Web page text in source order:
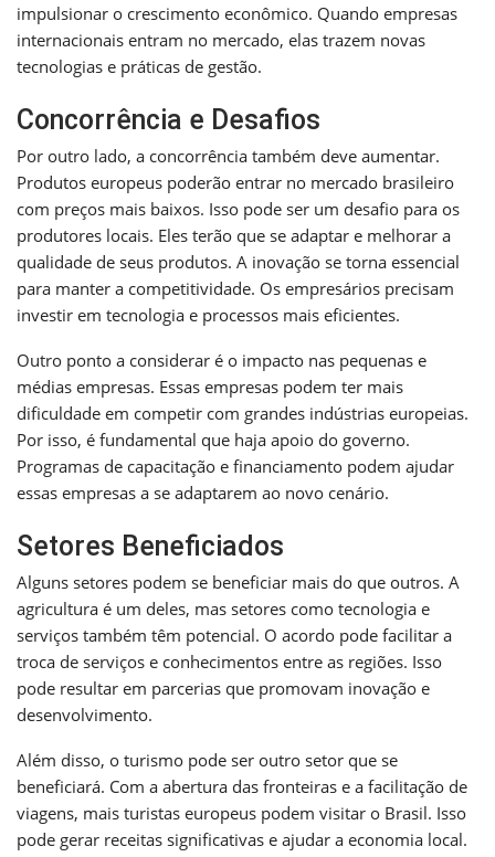
impulsionar o crescimento econômico. Quando empresas
internacionais entram no mercado, elas trazem novas
tecnologias e práticas de gestão.
Concorrência e Desafios
Por outro lado, a concorrência também deve aumentar.
Produtos europeus poderão entrar no mercado brasileiro
com preços mais baixos. Isso pode ser um desafio para os
produtores locais. Eles terão que se adaptar e melhorar a
qualidade de seus produtos. A inovação se torna essencial
para manter a competitividade. Os empresários precisam
investir em tecnologia e processos mais eficientes.
Outro ponto a considerar é o impacto nas pequenas e
médias empresas. Essas empresas podem ter mais
dificuldade em competir com grandes indústrias europeias.
Por isso, é fundamental que haja apoio do governo.
Programas de capacitação e financiamento podem ajudar
essas empresas a se adaptarem ao novo cenário.
Setores Beneficiados
Alguns setores podem se beneficiar mais do que outros. A
agricultura é um deles, mas setores como tecnologia e
serviços também têm potencial. O acordo pode facilitar a
troca de serviços e conhecimentos entre as regiões. Isso
pode resultar em parcerias que promovam inovação e
desenvolvimento.
Além disso, o turismo pode ser outro setor que se
beneficiará. Com a abertura das fronteiras e a facilitação de
viagens, mais turistas europeus podem visitar o Brasil. Isso
pode gerar receitas significativas e ajudar a economia local.